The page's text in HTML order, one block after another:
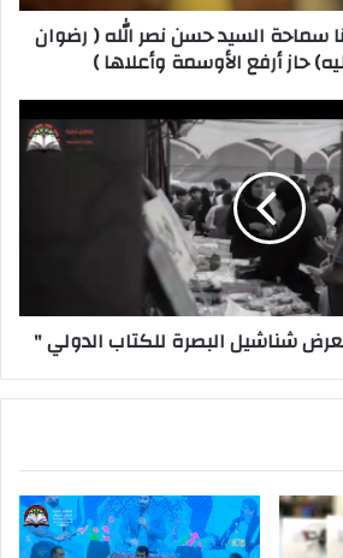
سماحة السيد حسن نصر الله ( رضوان
حاز أرفع الأوسمة وأعلاها )
معرض شناشيل البصرة للكتاب الدولي "